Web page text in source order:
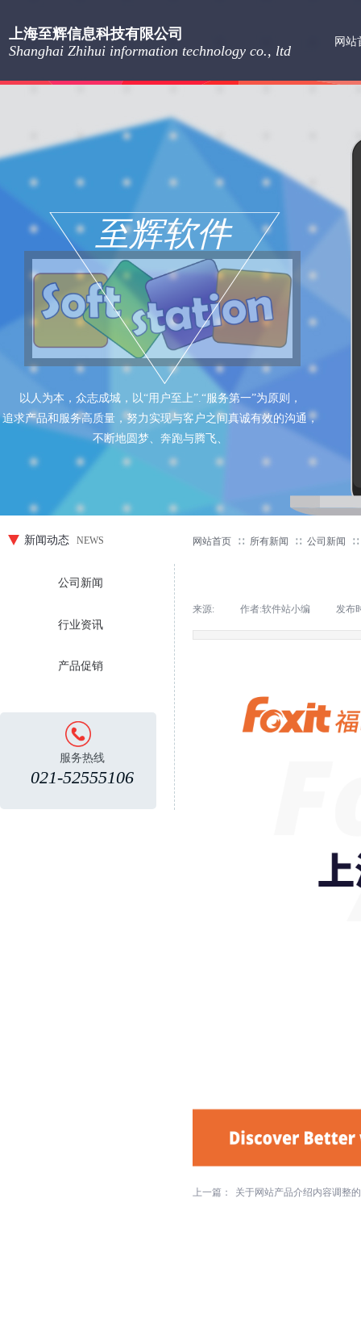
上海至辉信息科技有限公司
Shanghai Zhihui information technology co., ltd
网站
至辉软件
以人为本，众志成城，以“用户至上”.“服务第一”为原则，
追求产品和服务高质量，努力实现与客户之间真诚有效的沟通，
不断地圆梦、奔跑与腾飞、
新闻动态 NEWS 网站首页 ∷ 所有新闻 ∷ 公司新闻 ∷
来源: 作者:软件站小编 发布
上一篇： 关于网站产品介绍内容调整
公司新闻
行业资讯
产品促销
服务热线
021-52555106